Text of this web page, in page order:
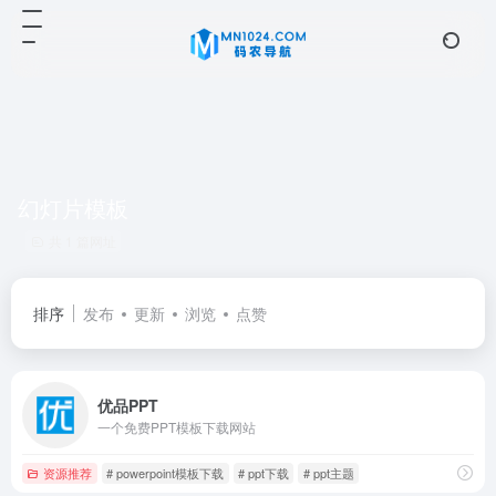
排序 发布 更新 浏览 点赞
优品PPT
一个免费PPT模板下载网站
资源推荐 # powerpoint模板下载 # ppt下载 # ppt主题